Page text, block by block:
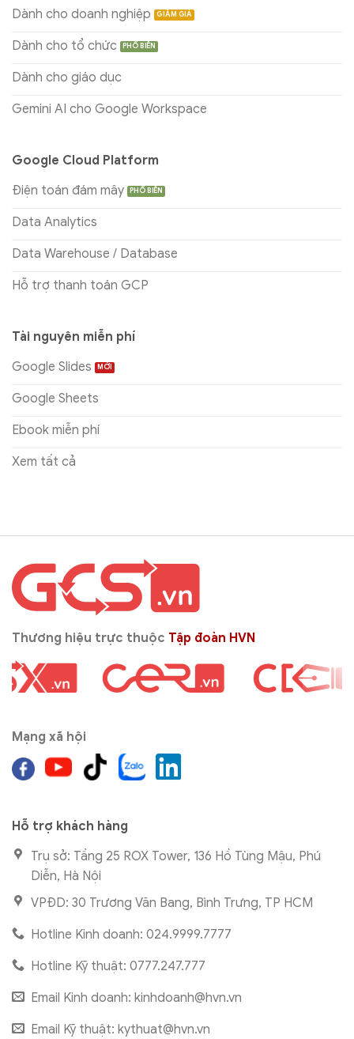
Dành cho doanh nghiệp
Dành cho tổ chức
Dành cho giáo dục
Gemini AI cho Google Workspace
Google Cloud Platform
Điện toán đám mây
Data Analytics
Data Warehouse / Database
Hỗ trợ thanh toán GCP
Tài nguyên miễn phí
Google Slides
Google Sheets
Ebook miễn phí
Xem tất cả
Thương hiệu trực thuộc Tập đoàn HVN
Mạng xã hội
Hỗ trợ khách hàng
Trụ sở: Tầng 25 ROX Tower, 136 Hồ Tùng Mậu, Phú
Diễn, Hà Nội
VPĐD: 30 Trương Văn Bang, Bình Trưng, TP HCM
Hotline Kinh doanh: 024.9999.7777
Hotline Kỹ thuật: 0777.247.777
Email Kinh doanh: kinhdoanh@hvn.vn
Email Kỹ thuật: kythuat@hvn.vn